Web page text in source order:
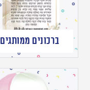
ברכונים ממותגים